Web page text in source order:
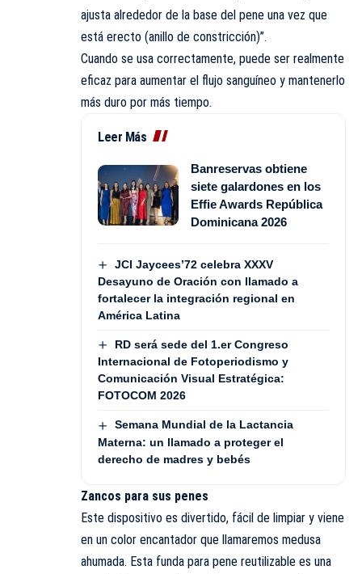
ajusta alrededor de la base del pene una vez que
está erecto (anillo de constricción)”.
Cuando se usa correctamente, puede ser realmente
eficaz para aumentar el flujo sanguíneo y mantenerlo
más duro por más tiempo.
Leer Más
Banreservas obtiene
siete galardones en los
Effie Awards República
Dominicana 2026
JCI Jaycees’72 celebra XXXV
Desayuno de Oración con llamado a
fortalecer la integración regional en
América Latina
RD será sede del 1.er Congreso
Internacional de Fotoperiodismo y
Comunicación Visual Estratégica:
FOTOCOM 2026
Semana Mundial de la Lactancia
Materna: un llamado a proteger el
derecho de madres y bebés
Zancos para sus penes
Este dispositivo es divertido, fácil de limpiar y viene
en un color encantador que llamaremos medusa
ahumada. Esta funda para pene reutilizable es una